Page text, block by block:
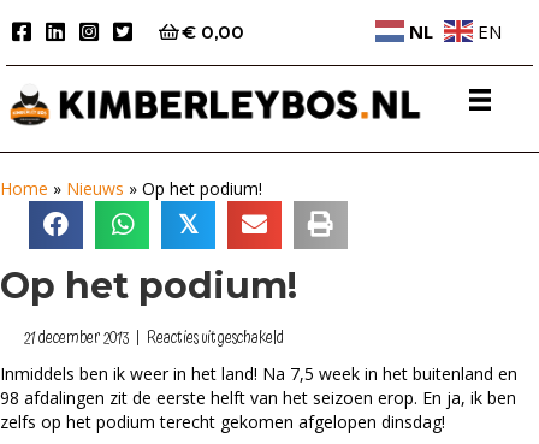
€ 0,00 NL EN
Home » Nieuws » Op het podium!
𝕏
Op het podium!
21 december 2013 | Reacties uitgeschakeld
het
podium!
Inmiddels ben ik weer in het land! Na 7,5 week in het buitenland en
98 afdalingen zit de eerste helft van het seizoen erop. En ja, ik ben
zelfs op het podium terecht gekomen afgelopen dinsdag!